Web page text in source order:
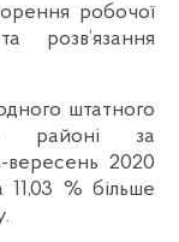
робочої
розв’язання
штатного
районі за
2020
% більше